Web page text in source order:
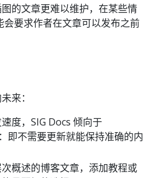
的文章更难以维护，在某些情
会要求作者在文章可以发布之前
来：
度，SIG Docs 倾向于
即不需要更新就能保持准确的内
概述的博客文章，添加教程或